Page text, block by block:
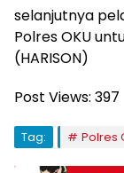
selanjutnya
Polres OKU
(HARISON)
Post Views: 397
Tag: Polres